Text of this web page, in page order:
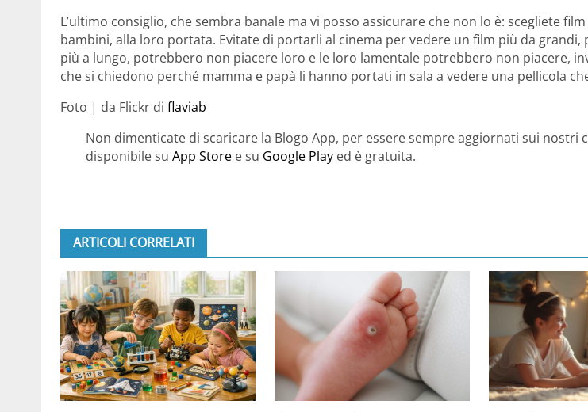
L’ultimo consiglio, che sembra banale ma vi posso assicurare che non lo è: scegliete
bambini, alla loro portata. Evitate di portarli al cinema per vedere un film più da grandi,
più a lungo, potrebbero non piacere loro e le loro lamentale potrebbero non piacere,
che si chiedono perché mamma e papà li hanno portati in sala a vedere una pellicola
Foto | da Flickr di flaviab
Non dimenticate di scaricare la Blogo App, per essere sempre aggiornati sui nostri
disponibile su App Store e su Google Play ed è gratuita.
ARTICOLI CORRELATI